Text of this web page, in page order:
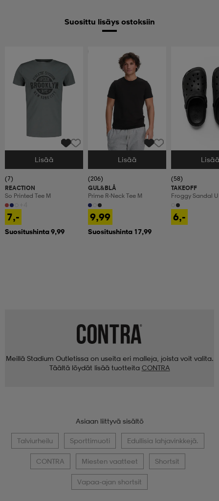
Suosittu lisäys ostoksiin
Valitse Koko
Lisää
(7)
REACTION
So Printed Tee M
7,-
Suositushinta 9,99
Ota 2, maksa 12,99€
Valitse Koko
Lisää
(206)
GUL&BLÅ
Prime R-Neck Tee M
9,99
Suositushinta 17,99
Valitse Koko
(58)
TAKEOFF
Froggy Sandal U
6,-
Meillä Stadium Outletissa on useita eri malleja, joista voit valita.
Täältä löydät lisää tuotteita CONTRA
Asiaan liittyvä sisältö
Talviurheilu Sporttimuoti Edullisia lahjavinkkejä.
CONTRA Miesten vaatteet Shortsit
Vapaa-ajan shortsit